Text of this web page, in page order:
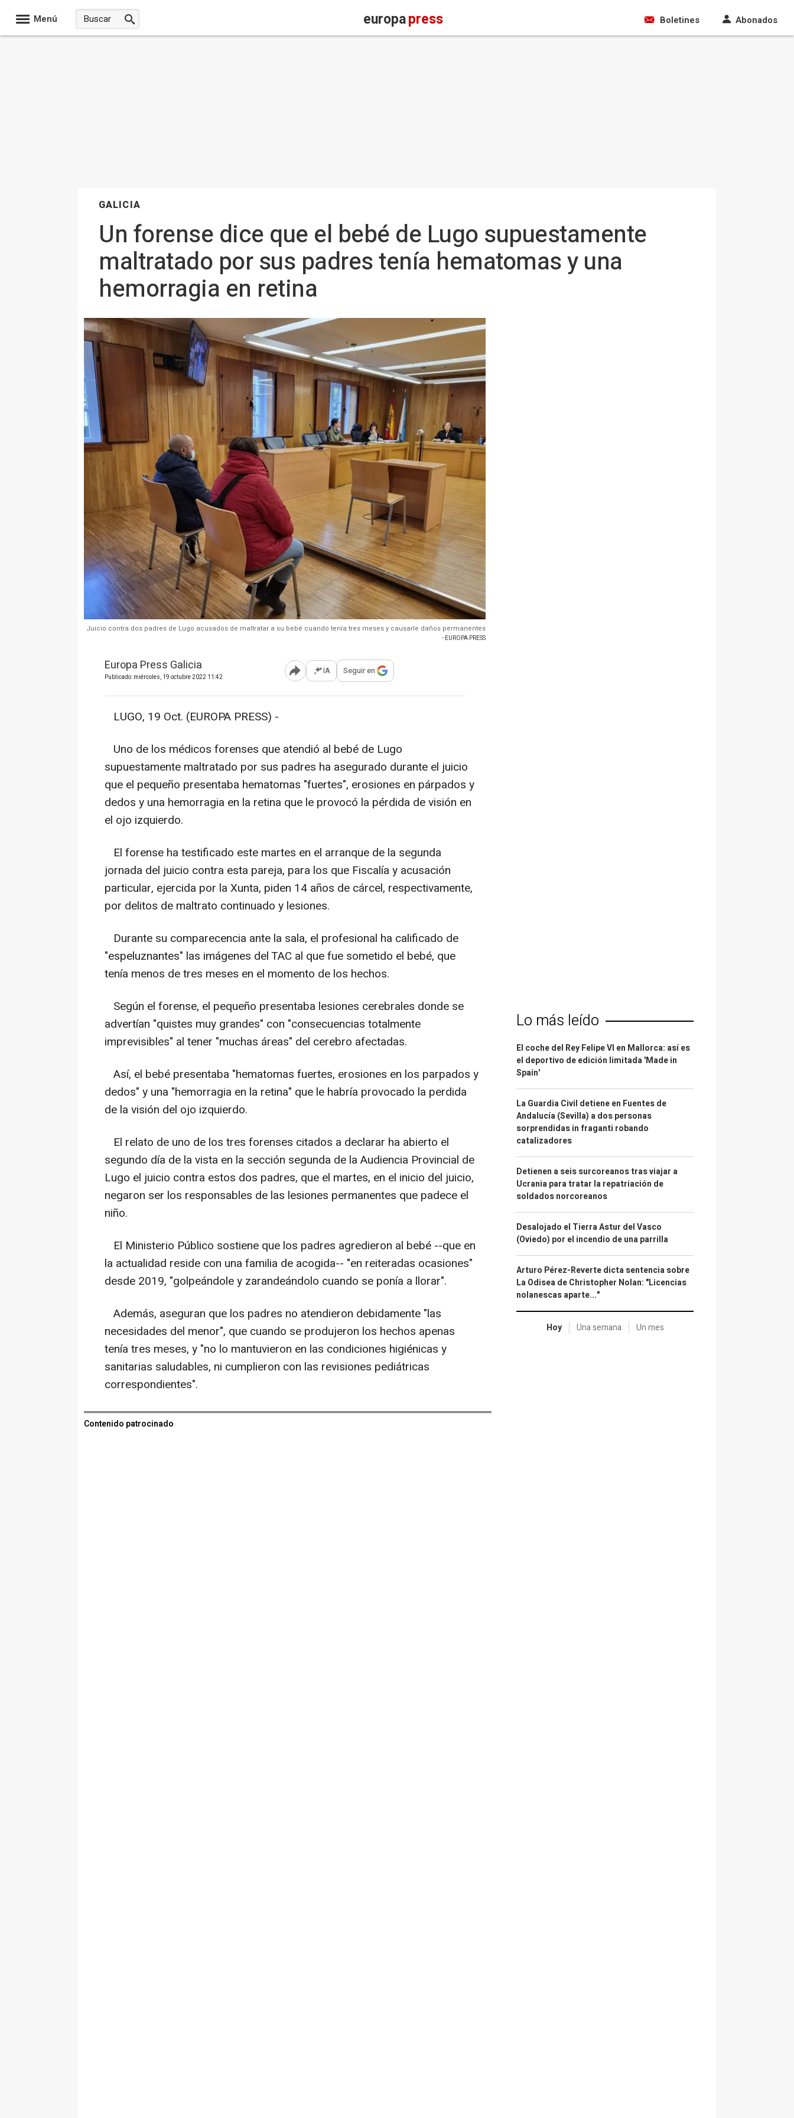
Menú europapress Boletines Abonados
GALICIA
Un forense dice que el bebé de Lugo supuestamente
maltratado por sus padres tenía hematomas y una
hemorragia en retina
Juicio contra dos padres de Lugo acusados de maltratar a su bebé cuando tenía tres meses y causarle daños permanentes
- EUROPA PRESS
Europa Press Galicia
Publicado: miércoles, 19 octubre 2022 11:42 Abrir opciones para compartir
IA Seguir en
LUGO, 19 Oct. (EUROPA PRESS) -
Uno de los médicos forenses que atendió al bebé de Lugo
supuestamente maltratado por sus padres ha asegurado durante el juicio
que el pequeño presentaba hematomas "fuertes", erosiones en párpados y
dedos y una hemorragia en la retina que le provocó la pérdida de visión en
el ojo izquierdo.
El forense ha testificado este martes en el arranque de la segunda
jornada del juicio contra esta pareja, para los que Fiscalía y acusación
particular, ejercida por la Xunta, piden 14 años de cárcel, respectivamente,
por delitos de maltrato continuado y lesiones.
Durante su comparecencia ante la sala, el profesional ha calificado de
"espeluznantes" las imágenes del TAC al que fue sometido el bebé, que
tenía menos de tres meses en el momento de los hechos.
Según el forense, el pequeño presentaba lesiones cerebrales donde se
advertían "quistes muy grandes" con "consecuencias totalmente
imprevisibles" al tener "muchas áreas" del cerebro afectadas.
Así, el bebé presentaba "hematomas fuertes, erosiones en los parpados y
dedos" y una "hemorragia en la retina" que le habría provocado la perdida
de la visión del ojo izquierdo.
El relato de uno de los tres forenses citados a declarar ha abierto el
segundo día de la vista en la sección segunda de la Audiencia Provincial de
Lugo el juicio contra estos dos padres, que el martes, en el inicio del juicio,
negaron ser los responsables de las lesiones permanentes que padece el
niño.
El Ministerio Público sostiene que los padres agredieron al bebé --que en
la actualidad reside con una familia de acogida-- "en reiteradas ocasiones"
desde 2019, "golpeándole y zarandeándolo cuando se ponía a llorar".
Además, aseguran que los padres no atendieron debidamente "las
necesidades del menor", que cuando se produjeron los hechos apenas
tenía tres meses, y "no lo mantuvieron en las condiciones higiénicas y
sanitarias saludables, ni cumplieron con las revisiones pediátricas
correspondientes".
Contenido patrocinado
Lo más leído
El coche del Rey Felipe VI en Mallorca: así es
el deportivo de edición limitada 'Made in
Spain'
La Guardia Civil detiene en Fuentes de
Andalucía (Sevilla) a dos personas
sorprendidas in fraganti robando
catalizadores
Detienen a seis surcoreanos tras viajar a
Ucrania para tratar la repatriación de
soldados norcoreanos
Desalojado el Tierra Astur del Vasco
(Oviedo) por el incendio de una parrilla
Arturo Pérez-Reverte dicta sentencia sobre
La Odisea de Christopher Nolan: "Licencias
nolanescas aparte..."
Hoy Una semana Un mes